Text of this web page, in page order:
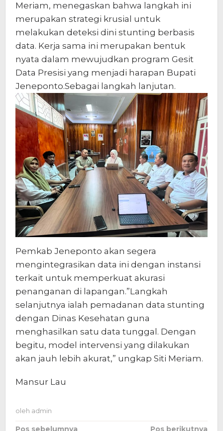
Meriam, menegaskan bahwa langkah ini
merupakan strategi krusial untuk
melakukan deteksi dini stunting berbasis
data. Kerja sama ini merupakan bentuk
nyata dalam mewujudkan program Gesit
Data Presisi yang menjadi harapan Bupati
Jeneponto.Sebagai langkah lanjutan.
Pemkab Jeneponto akan segera
mengintegrasikan data ini dengan instansi
terkait untuk memperkuat akurasi
penanganan di lapangan.”Langkah
selanjutnya ialah pemadanan data stunting
dengan Dinas Kesehatan guna
menghasilkan satu data tunggal. Dengan
begitu, model intervensi yang dilakukan
akan jauh lebih akurat,” ungkap Siti Meriam.
Mansur Lau
oleh admin
Pos sebelumnya Pos berikutnya